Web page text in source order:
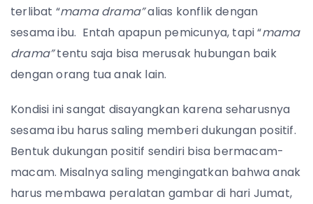
terlibat “mama drama”alias konflik dengan
sesama ibu. Entah apapun pemicunya, tapi “mama
drama”tentu saja bisa merusak hubungan baik
dengan orang tua anak lain.
Kondisi ini sangat disayangkan karena seharusnya
sesama ibu harus saling memberi dukungan positif.
Bentuk dukungan positif sendiri bisa bermacam-
macam. Misalnya saling mengingatkan bahwa anak
harus membawa peralatan gambar di hari Jumat,